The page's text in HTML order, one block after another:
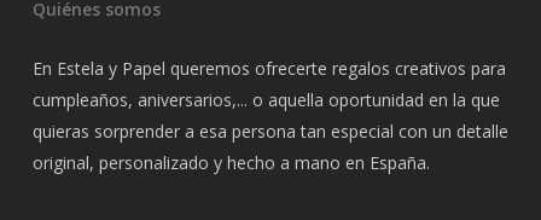
Quiénes somos
En Estela y Papel queremos ofrecerte regalos creativos para
cumpleaños, aniversarios,... o aquella oportunidad en la que
quieras sorprender a esa persona tan especial con un detalle
original, personalizado y hecho a mano en España.